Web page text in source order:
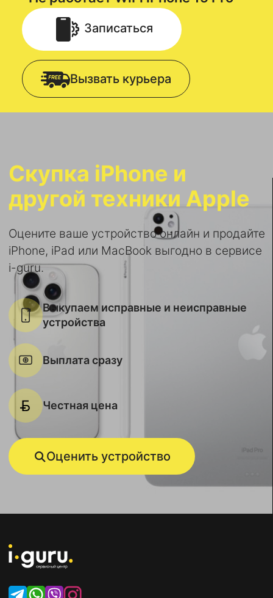
Записаться
Вызвать курьера
Скупка iPhone и
другой техники Apple
Оцените ваше устройство онлайн и продайте
iPhone, iPad или MacBook выгодно в сервисе
i-guru.
Выкупаем исправные и неисправные
устройства
Выплата сразу
Честная цена
Оценить устройство